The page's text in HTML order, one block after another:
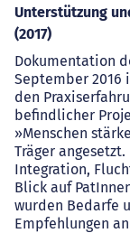
Unterstützung
(2017)
Dokumentation
September 2016
den
befindlicher
»Menschen
Träger
Integration,
Blick auf
wurden Bedarfe
Empfehlungen